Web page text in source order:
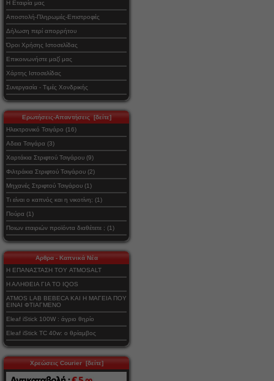
Η Εταιρία μας
Αποστολή-Πληρωμές-Επιστροφές
Δήλωση περί απορρήτου
Όροι Χρήσης Ιστοσελίδας
Επικοινωνήστε μαζί μας
Χάρτης Ιστοσελίδας
Συνεργασία - Τιμές Χονδρικής
Ερωτήσεις-Απαντήσεις [δείτε]
Ηλεκτρονικό Τσιγάρο (16)
Αδεια Τσιγάρα (3)
Χαρτάκια Στριφτού Τσιγάρου (9)
Φιλτράκια Στριφτού Τσιγάρου (2)
Μηχανές Στριφτού Τσιγάρου (1)
Τι είναι ο καπνός και η νικοτίνη; (1)
Πούρα (1)
Ποιων εταιριών προϊόντα διαθέτετε ; (1)
Αρθρα - Καπνικά Νέα
Η ΕΠΑΝΑΣΤΑΣΗ ΤΟΥ ATMOSALT
Η ΑΛΗΘΕΙΑ ΓΙΑ ΤΟ IQOS
ATMOS LAB BEBECA ΚΑΙ Η ΜΑΓΕΙΑ ΠΟΥ
ΕΙΝΑΙ ΦΤΙΑΓΜΕΝΟ
Eleaf iStick 100W : άγριο θηρίο
Eleaf iStick TC 40w: ο θρίαμβος
Χρεώσεις Courier [δείτε]